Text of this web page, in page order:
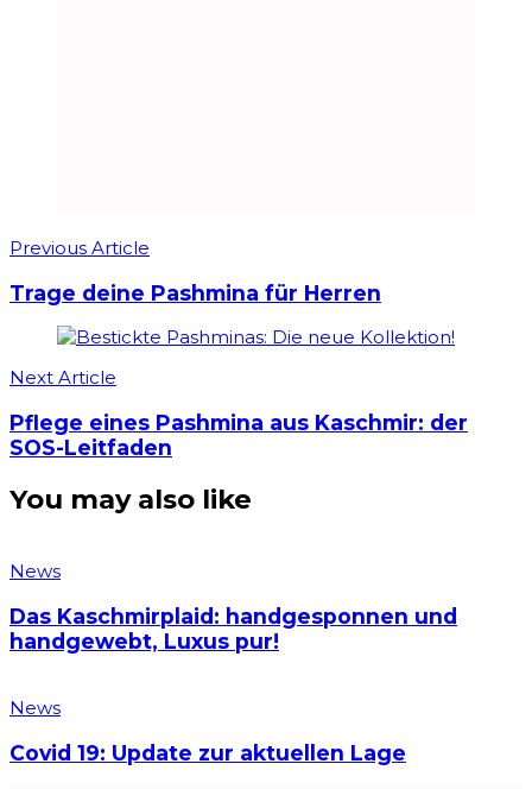
Previous Article
Trage deine Pashmina für Herren
Next Article
Pflege eines Pashmina aus Kaschmir: der
SOS-Leitfaden
You may also like
News
Das Kaschmirplaid: handgesponnen und
handgewebt, Luxus pur!
News
Covid 19: Update zur aktuellen Lage